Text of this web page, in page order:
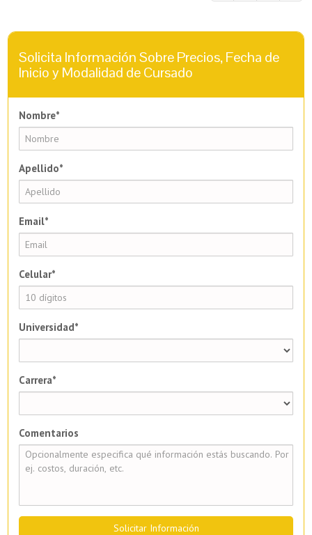
Solicita Información Sobre Precios, Fecha de
Inicio y Modalidad de Cursado
Nombre*
Apellido*
Email*
Celular*
Universidad*
Carrera*
Comentarios
Solicitar Información